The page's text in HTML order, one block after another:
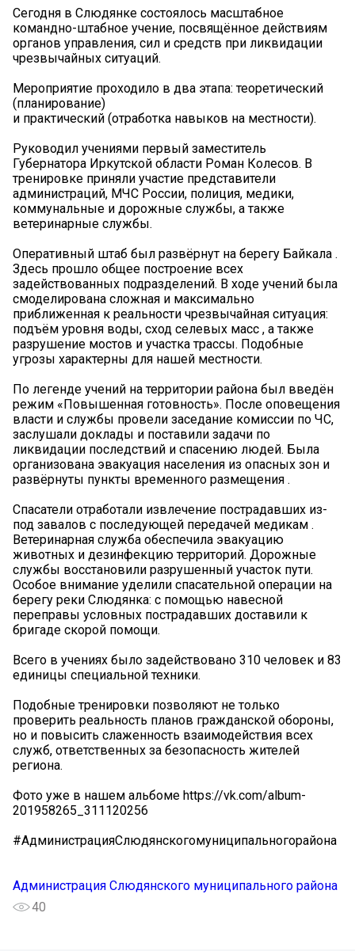
Сегодня в Слюдянке состоялось масштабное
командно-штабное учение, посвящённое действиям
органов управления, сил и средств при ликвидации
чрезвычайных ситуаций.
Мероприятие проходило в два этапа: теоретический
(планирование)
и практический (отработка навыков на местности)‍.
Руководил учениями первый заместитель
Губернатора Иркутской области Роман Колесов. В
тренировке приняли участие представители
администраций, МЧС России, полиция, медики,
коммунальные и дорожные службы, а также
ветеринарные службы.‍
Оперативный штаб был развёрнут на берегу Байкала .
Здесь прошло общее построение всех
задействованных подразделений. В ходе учений была
смоделирована сложная и максимально
приближенная к реальности чрезвычайная ситуация:
подъём уровня воды, сход селевых масс , а также
разрушение мостов и участка трассы. Подобные
угрозы характерны для нашей местности.
По легенде учений на территории района был введён
режим «Повышенная готовность». После оповещения
власти и службы провели заседание комиссии по ЧС,
заслушали доклады и поставили задачи по
ликвидации последствий и спасению людей. Была
организована эвакуация населения из опасных зон и
развёрнуты пункты временного размещения ️.
Спасатели отработали извлечение пострадавших из-
под завалов с последующей передачей медикам .
Ветеринарная служба обеспечила эвакуацию
животных и дезинфекцию территорий. Дорожные
службы восстановили разрушенный участок пути.
Особое внимание уделили спасательной операции на
берегу реки Слюдянка: с помощью навесной
переправы условных пострадавших доставили к
бригаде скорой помощи.
Всего в учениях было задействовано 310 человек и 83
единицы специальной техники.
Подобные тренировки позволяют не только
проверить реальность планов гражданской обороны,
но и повысить слаженность взаимодействия всех
служб, ответственных за безопасность жителей
региона.
Фото уже в нашем альбоме https://vk.com/album-
201958265_311120256
#АдминистрацияСлюдянскогомуниципальногорайона
Администрация Слюдянского муниципального района
40